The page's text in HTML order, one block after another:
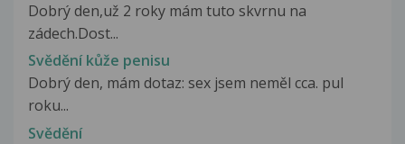
Dobrý den,už 2 roky mám tuto skvrnu na
zádech.Dost...
Svědění kůže penisu
Dobrý den, mám dotaz: sex jsem neměl cca. pul
roku...
Svědění